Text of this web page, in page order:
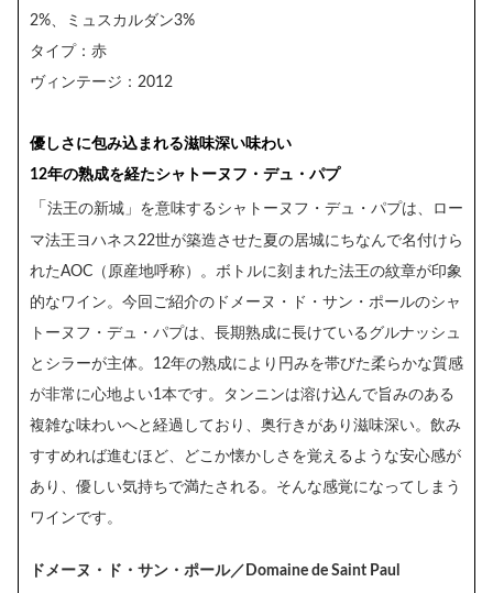
2%、ミュスカルダン3%
タイプ：赤
ヴィンテージ：2012
優しさに包み込まれる滋味深い味わい
12年の熟成を経たシャトーヌフ・デュ・パプ
「 法王の新城」を意味するシャトーヌフ・デュ・パプは、ロー
マ法王ヨハネス22世が築造させた夏の居城にちなんで名付けら
れたAOC（原産地呼称）。ボトルに刻まれた法王の紋章が印象
的なワイン。今回ご紹介のドメーヌ・ド・サン・ポールのシャ
トーヌフ・デュ・パプは、長期熟成に長けているグルナッシュ
とシラーが主体。12年の熟成により円みを帯びた柔らかな質感
が非常に心地よい1本です。タンニンは溶け込んで旨みのある
複雑な味わいへと経過しており、奥行きがあり滋味深い。飲み
すすめれば進むほど、どこか懐かしさを覚えるような安心感が
あり、優しい気持ちで満たされる。そんな感覚になってしまう
ワインです。
ドメーヌ・ド・サン・ポール／Domaine de Saint Paul